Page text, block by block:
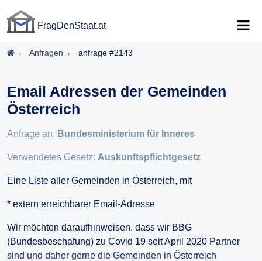
FragDenStaat.at
Startseite
Anfragen anfrage #2143
Email Adressen der Gemeinden
Österreich
Anfrage an: Bundesministerium für Inneres
Verwendetes Gesetz: Auskunftspflichtgesetz
Eine Liste aller Gemeinden in Österreich, mit
* extern erreichbarer Email-Adresse
Wir möchten daraufhinweisen, dass wir BBG
(Bundesbeschafung) zu Covid 19 seit April 2020 Partner
sind und daher gerne die Gemeinden in Österreich